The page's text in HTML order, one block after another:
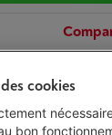
cookies
bon